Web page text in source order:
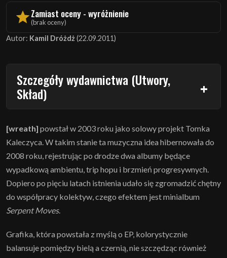
Zamiast oceny - wyróżnienie
(brak oceny)
Autor: Kamil Dróżdż(22.09.2011)
Szczegóły wydawnictwa (Utwory,
Skład)
[wreath] powstał w 2003 roku jako solowy projekt Tomka
Kaleczyca. W takim stanie ta muzyczna idea hibernowała do
2008 roku, rejestrując po drodze dwa albumy będące
wypadkową ambientu, trip hopu i brzmień progresywnych.
Dopiero po pięciu latach istnienia udało się zgromadzić chętny
do współpracy kolektyw, czego efektem jest minialbum
Serpent Moves.
Grafika, która powstała z myślą o EP, kolorystycznie
balansuje pomiędzy bielą a czernią, nie szczędząc również